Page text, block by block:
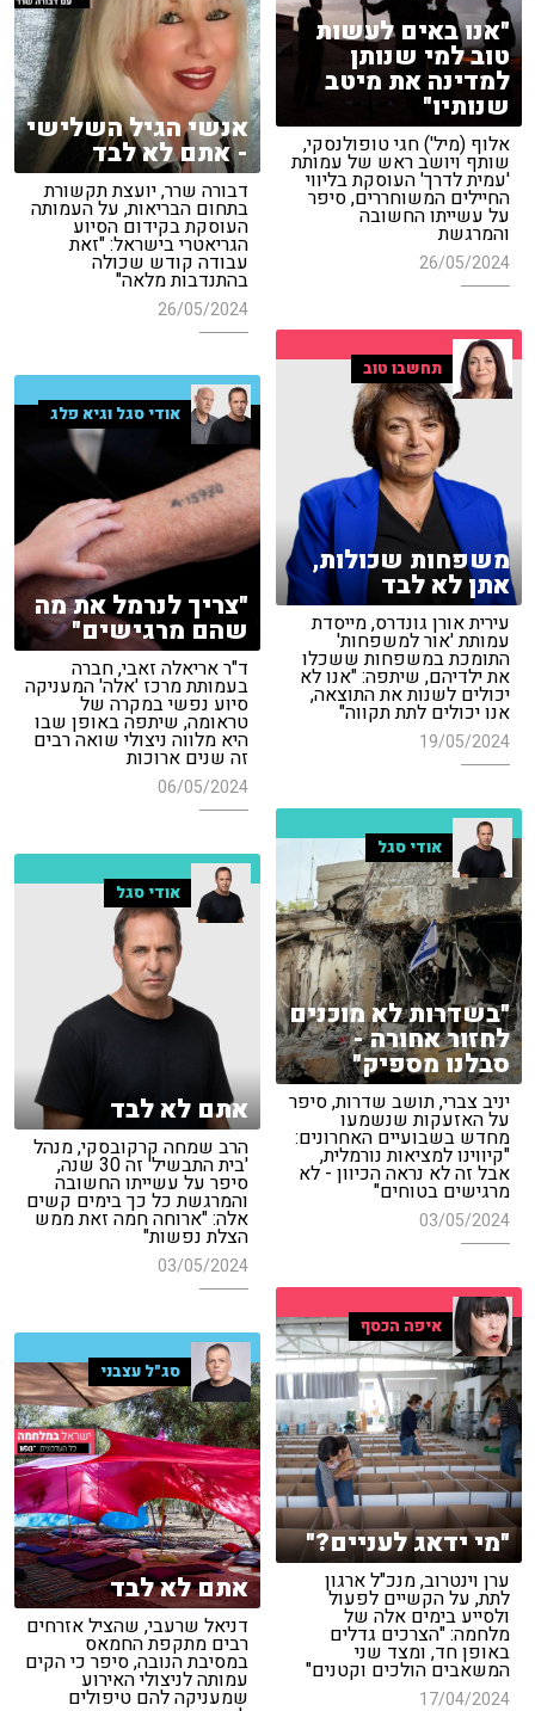
"אנו באים לעשות
טוב למי שנותן
למדינה את מיטב
שנותיו"
אלוף (מיל') חגי טופולנסקי,
שותף ויושב ראש של עמותת
'עמית לדרך' העוסקת בליווי
החיילים המשוחררים, סיפר
על עשייתו החשובה
והמרגשת
26/05/2024
אנשי הגיל השלישי
- אתם לא לבד
דבורה שרר, יועצת תקשורת
בתחום הבריאות, על העמותה
העוסקת בקידום הסיוע
הגריאטרי בישראל: "זאת
עבודה קודש שכולה
בהתנדבות מלאה"
26/05/2024
תחשבו טוב
משפחות שכולות,
אתן לא לבד
עירית אורן גונדרס, מייסדת
עמותת 'אור למשפחות'
התומכת במשפחות ששכלו
את ילדיהם, שיתפה: "אנו לא
יכולים לשנות את התוצאה,
אנו יכולים לתת תקווה"
19/05/2024
אודי סגל וגיא פלג
"צריך לנרמל את מה
שהם מרגישים"
ד"ר אריאלה זאבי, חברה
בעמותת מרכז 'אלה' המעניקה
סיוע נפשי במקרה של
טראומה, שיתפה באופן שבו
היא מלווה ניצולי שואה רבים
זה שנים ארוכות
06/05/2024
אודי סגל
"בשדרות לא מוכנים
לחזור אחורה -
סבלנו מספיק"
יניב צברי, תושב שדרות, סיפר
על האזעקות שנשמעו
מחדש בשבועיים האחרונים:
"קיווינו למציאות נורמלית,
אבל זה לא נראה הכיוון - לא
מרגישים בטוחים"
03/05/2024
אודי סגל
אתם לא לבד
הרב שמחה קרקובסקי, מנהל
'בית התבשיל' זה 30 שנה,
סיפר על עשייתו החשובה
והמרגשת כל כך בימים קשים
אלה: "ארוחה חמה זאת ממש
הצלת נפשות"
03/05/2024
איפה הכסף
"מי ידאג לעניים?"
ערן וינטרוב, מנכ"ל ארגון
לתת, על הקשיים לפעול
ולסייע בימים אלה של
מלחמה: "הצרכים גדלים
באופן חד, ומצד שני
המשאבים הולכים וקטנים"
17/04/2024
סג"ל עצבני
אתם לא לבד
דניאל שרעבי, שהציל אזרחים
רבים מתקפת החמאס
במסיבת הנובה, סיפר כי הקים
עמותה לניצולי האירוע
שמעניקה להם טיפולים